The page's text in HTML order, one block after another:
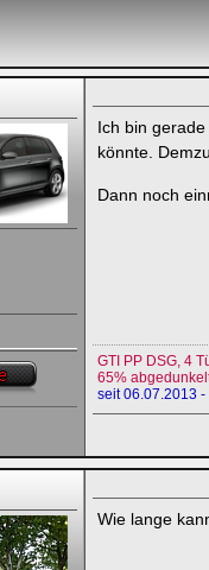
Ich bin
könnte.
Dann noch
GTI PP DSG, 4
65%
seit 06.07.2013 -
Wie lange